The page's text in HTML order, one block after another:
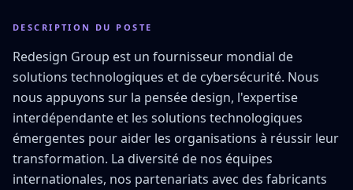
DESCRIPTION DU POSTE
Redesign Group est un fournisseur mondial de
solutions technologiques et de cybersécurité. Nous
nous appuyons sur la pensée design, l'expertise
interdépendante et les solutions technologiques
émergentes pour aider les organisations à réussir leur
transformation. La diversité de nos équipes
internationales, nos partenariats avec des fabricants